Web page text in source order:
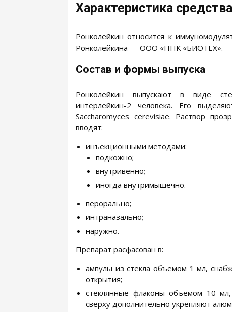
Характеристика
Ронколейкин относится к
Ронколейкина — ООО «НПК «БИОТЕХ».
Состав и формы выпуска
Ронколейкин выпускают в виде
интерлейкин-2 человека. Его
Saccharomyces cerevisiae. Раствор
вводят:
инъекционными методами:
подкожно;
внутривенно;
иногда внутримышечно.
перорально;
интраназально;
наружно.
Препарат расфасован в:
ампулы из стекла объёмом 1 мл,
открытия;
стеклянные флаконы объёмом 10
сверху дополнительно укрепляют